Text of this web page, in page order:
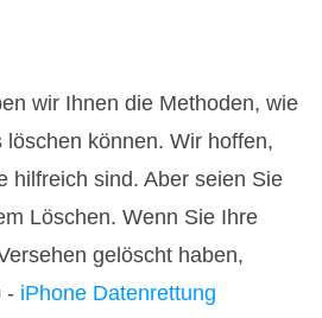
wir Ihnen die Methoden, wie
können. Wir hoffen,
hilfreich sind. Aber seien Sie
Löschen. Wenn Sie Ihre
gelöscht haben,
- iPhone Datenrettung